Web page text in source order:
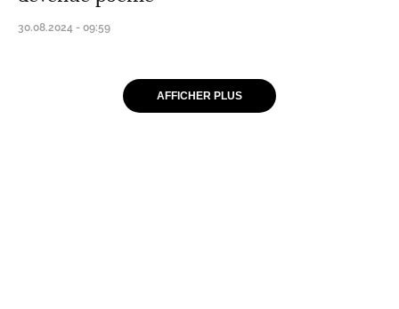
30.08.2024 - 09:59
AFFICHER PLUS